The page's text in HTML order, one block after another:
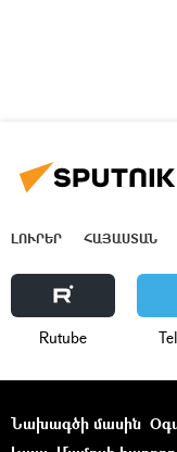
ԼՈՒՐԵՐ ՀԱՅԱՍՏԱՆ
Rutube
Նախագծի մասին